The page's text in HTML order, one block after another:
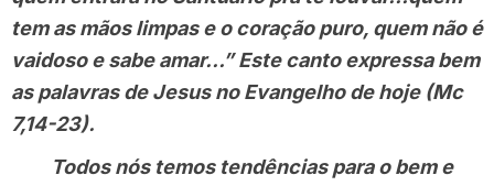
tem as mãos limpas e o coração puro, quem não é
vaidoso e sabe amar…” Este canto expressa bem
as palavras de Jesus no Evangelho de hoje (Mc
7,14-23).
Todos nós temos tendências para o bem e